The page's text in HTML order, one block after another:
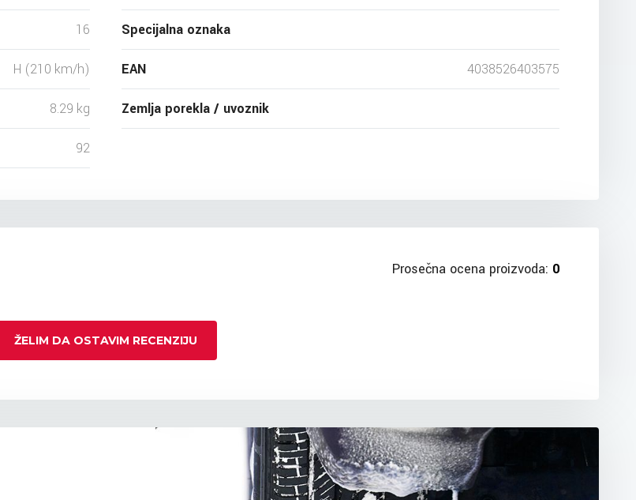
16
H (210 km/h)
8.29 kg
92
Specijalna oznaka
EAN 4038526403575
Zemlja porekla / uvoznik
Prosečna ocena proizvoda: 0
ŽELIM DA OSTAVIM RECENZIJU